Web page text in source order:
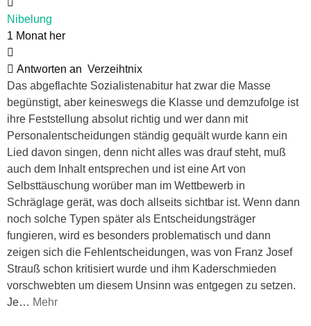
Nibelung
1 Monat her
Antworten an Verzeihtnix
Das abgeflachte Sozialistenabitur hat zwar die Masse
begünstigt, aber keineswegs die Klasse und demzufolge ist
ihre Feststellung absolut richtig und wer dann mit
Personalentscheidungen ständig gequält wurde kann ein
Lied davon singen, denn nicht alles was drauf steht, muß
auch dem Inhalt entsprechen und ist eine Art von
Selbsttäuschung worüber man im Wettbewerb in
Schräglage gerät, was doch allseits sichtbar ist. Wenn dann
noch solche Typen später als Entscheidungsträger
fungieren, wird es besonders problematisch und dann
zeigen sich die Fehlentscheidungen, was von Franz Josef
Strauß schon kritisiert wurde und ihm Kaderschmieden
vorschwebten um diesem Unsinn was entgegen zu setzen.
Je… Mehr